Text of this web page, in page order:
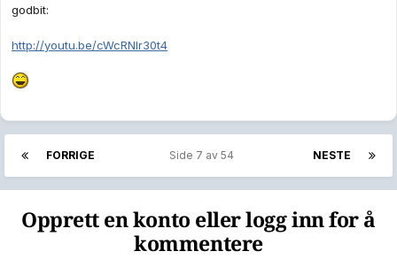
godbit:
http://youtu.be/cWcRNIr30t4
FORRIGE NESTE
Side 7 av 54
Opprett en konto eller logg inn for å
kommentere